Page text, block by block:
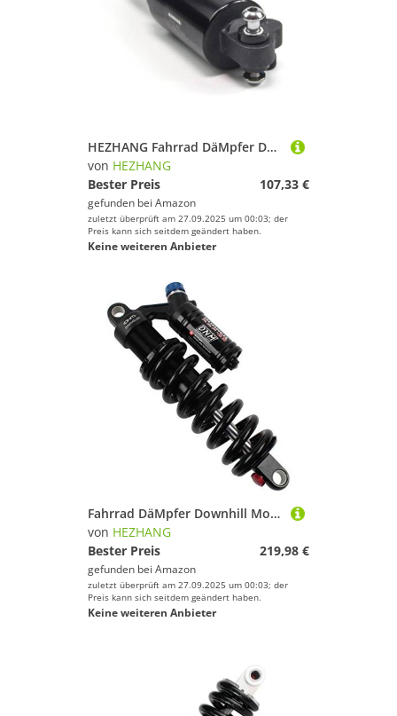
HEZHANG Fahrrad DäMpfer Doppel-Luft-Kammer-Druckberg-Heckdämpfer 125 150 165mm(150mm Single air)
von HEZHANG
Bester Preis
107,33 €
gefunden bei Amazon
zuletzt überprüft am 27.09.2025 um 00:03; der
Preis kann sich seitdem geändert haben.
Keine weiteren Anbieter
Fahrrad DäMpfer Downhill Mountainbike Fahrrad Heckschock MTB Fahrradfeder hinterer Stoßdämpfer(240x76mm)
von HEZHANG
Bester Preis
219,98 €
gefunden bei Amazon
zuletzt überprüft am 27.09.2025 um 00:03; der
Preis kann sich seitdem geändert haben.
Keine weiteren Anbieter